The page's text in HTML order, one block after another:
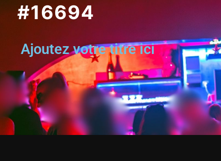
#16694
Ajoutez votre titre ici